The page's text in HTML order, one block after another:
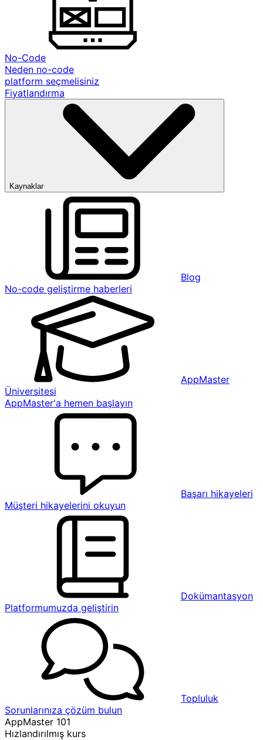
No-Code
Neden no-code
platform seçmelisiniz
Fiyatlandırma
Kaynaklar
Blog
No-code geliştirme haberleri
AppMaster
Üniversitesi
AppMaster'a hemen başlayın
Başarı hikayeleri
Müşteri hikayelerini okuyun
Dokümantasyon
Platformumuzda geliştirin
Topluluk
Sorunlarınıza çözüm bulun
AppMaster 101
Hızlandırılmış kurs